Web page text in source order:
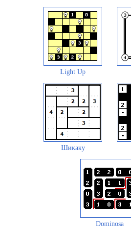
Light Up
Шикаку
Dominosa